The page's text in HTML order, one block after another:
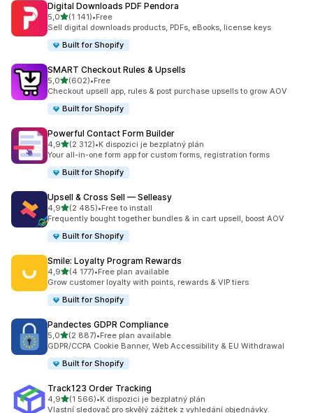
Digital Downloads PDF Pendora
5,0z 5 hvězd
(1 141)
Celkový počet recenzí: 1141
•Free
Sell digital downloads products, PDFs, eBooks, license keys
Built for Shopify
SMART Checkout Rules & Upsells
5,0z 5 hvězd
(602)
Celkový počet recenzí: 602
•Free
Checkout upsell app, rules & post purchase upsells to grow AOV
Built for Shopify
Powerful Contact Form Builder
4,9z 5 hvězd
(2 312)
Celkový počet recenzí: 2312
•K dispozici je bezplatný plán
Your all-in-one form app for custom forms, registration forms
Built for Shopify
Upsell & Cross Sell — Selleasy
4,9z 5 hvězd
(2 485)
Celkový počet recenzí: 2485
•Free to install
Frequently bought together bundles & in cart upsell, boost AOV
Built for Shopify
Smile: Loyalty Program Rewards
4,9z 5 hvězd
(4 177)
Celkový počet recenzí: 4177
•Free plan available
Grow customer loyalty with points, rewards & VIP tiers
Built for Shopify
Pandectes GDPR Compliance
5,0z 5 hvězd
(2 887)
Celkový počet recenzí: 2887
•Free plan available
GDPR/CCPA Cookie Banner, Web Accessibility & EU Withdrawal
Built for Shopify
Track123 Order Tracking
4,9z 5 hvězd
(1 566)
Celkový počet recenzí: 1566
•K dispozici je bezplatný plán
Vlastní sledovač pro skvělý zážitek z vyhledání objednávky.